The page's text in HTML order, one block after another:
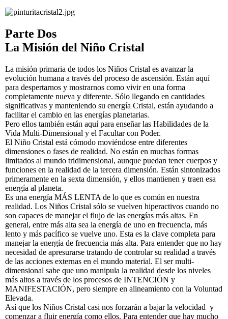
Parte Dos
La Misión del Niño Cristal
La misión primaria de todos los Niños Cristal es avanzar la
evolución humana a través del proceso de ascensión. Están aquí
para despertarnos y mostrarnos como vivir en una forma
completamente nueva y diferente. Sólo llegando en cantidades
significativas y manteniendo su energía Cristal, están ayudando a
facilitar el cambio en las energías planetarias.
Pero ellos también están aquí para enseñar las Habilidades de la
Vida Multi-Dimensional y el Facultar con Poder.
El Niño Cristal está cómodo moviéndose entre diferentes
dimensiones o fases de realidad. No están en muchas formas
limitados al mundo tridimensional, aunque puedan tener cuerpos y
funciones en la realidad de la tercera dimensión. Están sintonizados
primeramente en la sexta dimensión, y ellos mantienen y traen esa
energía al planeta.
Es una energía MÁS LENTA de lo que es común en nuestra
realidad. Los Niños Cristal sólo se vuelven hiperactivos cuando no
son capaces de manejar el flujo de las energías más altas. En
general, entre más alta sea la energía de uno en frecuencia, más
lento y más pacífico se vuelve uno. Esta es la clave completa para
manejar la energía de frecuencia más alta. Para entender que no hay
necesidad de apresurarse tratando de controlar su realidad a través
de las acciones externas en el mundo material. El ser multi-
dimensional sabe que uno manipula la realidad desde los niveles
más altos a través de los procesos de INTENCIÓN y
MANIFESTACIÓN, pero siempre en alineamiento con la Voluntad
Elevada.
Así que los Niños Cristal casi nos forzarán a bajar la velocidad y
comenzar a fluir energía como ellos. Para entender que hay mucho